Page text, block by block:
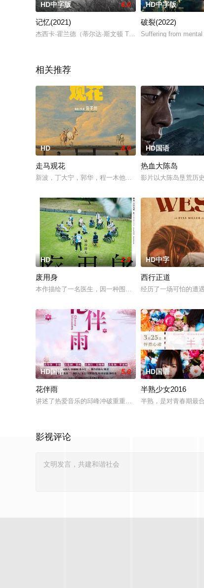
HD中字版 6.0
记忆(2021)
杰西卡·霍兰德（蒂尔达·斯文顿 Tilda Swinton 饰）是旅居
HD中字版
破裂(2022)
Suffering from
相关推荐
HD 8.0
走马观花
新波，丁大宁，郭华，程一木他们毕业于同一所大学。他
HD国语
热血大陈岛
影片以大陈岛垦荒历
HD 2.0
废用身
本作描绘了一名医生，因一种围绕“废用身”——因瘫痪等
HD中字
西行正道
经历了一场可怕的遭
HD国语 5.0
花伴雨
讲述了热爱音乐的邱峰冲破重重阻力，克服种种困难，组
HD国语
半熟少女2016
半熟，是对青春期最
影视评论